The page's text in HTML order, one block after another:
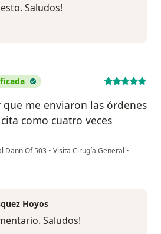
Saludos!
me enviaron las órdenes
como cuatro veces
Dann Of 503 • Visita Cirugía General •
Hoyos
Saludos!